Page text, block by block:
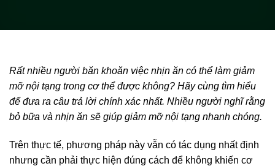
Rất nhiều người băn khoăn việc nhịn ăn có thể làm giảm
mỡ nội tạng trong cơ thể được không? Hãy cùng tìm hiểu
để đưa ra câu trả lời chính xác nhất. Nhiều người nghĩ rằng
bỏ bữa và nhịn ăn sẽ giúp giảm mỡ nội tạng nhanh chóng.
Trên thực tế, phương pháp này vẫn có tác dụng nhất định
nhưng cần phải thực hiện đúng cách để không khiến cơ